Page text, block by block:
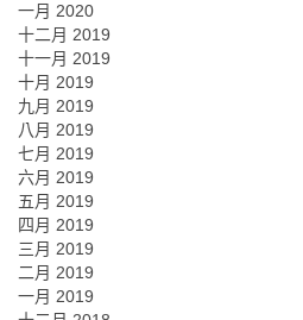
一月 2020
十二月 2019
十一月 2019
十月 2019
九月 2019
八月 2019
七月 2019
六月 2019
五月 2019
四月 2019
三月 2019
二月 2019
一月 2019